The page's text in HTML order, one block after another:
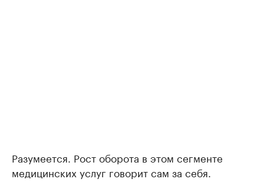
Разумеется. Рост оборота в этом сегменте
медицинских услуг говорит сам за себя.